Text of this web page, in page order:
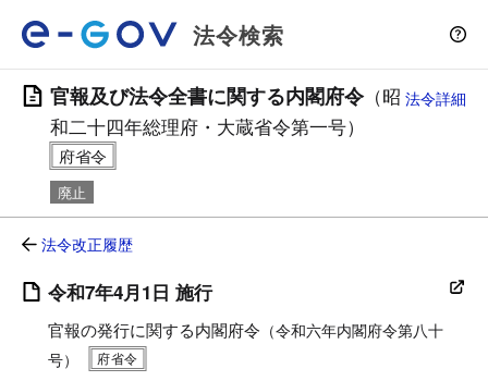
法令検索
官報及び法令全書に関する内閣府令（昭
和二十四年総理府・大蔵省令第一号）
廃止
法令詳細
法令改正履歴
令和7年4月1日 施行
官報の発行に関する内閣府令 （令和六年内閣府令第八十
号）